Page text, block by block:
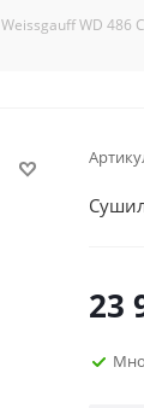
WD 486
23